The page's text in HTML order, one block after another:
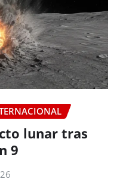
lunar tras
9